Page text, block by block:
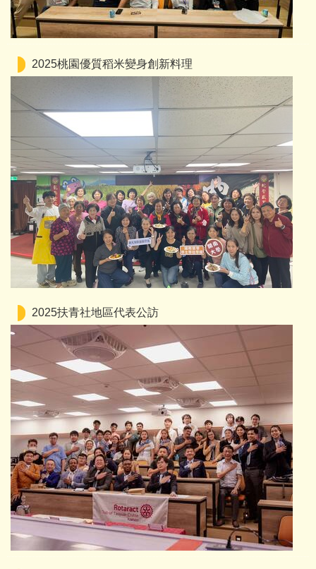
2025桃園優質稻米變身創新料理
2025扶青社地區代表公訪